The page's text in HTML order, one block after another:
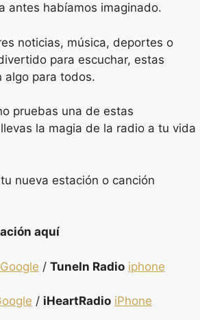
antes habíamos imaginado.
noticias, música, deportes o
para escuchar, estas
algo para todos.
pruebas una de estas
la magia de la radio a tu vida
nueva estación o canción
aquí
/ TuneIn Radio iphone
/ iHeartRadio iPhone